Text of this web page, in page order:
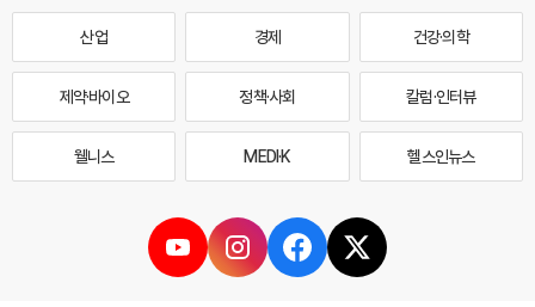
산업 경제 건강·의학
제약·바이오 정책·사회 칼럼·인터뷰
웰니스 MEDI·K 헬스인뉴스